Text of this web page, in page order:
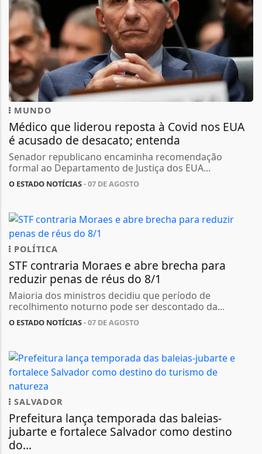
MUNDO
Médico que liderou reposta à Covid nos EUA
é acusado de desacato; entenda
Senador republicano encaminha recomendação
formal ao Departamento de Justiça dos EUA...
O ESTADO NOTÍCIAS- 07 DE AGOSTO
POLÍTICA
STF contraria Moraes e abre brecha para
reduzir penas de réus do 8/1
Maioria dos ministros decidiu que período de
recolhimento noturno pode ser descontado da...
O ESTADO NOTÍCIAS- 07 DE AGOSTO
SALVADOR
Prefeitura lança temporada das baleias-
jubarte e fortalece Salvador como destino
do...